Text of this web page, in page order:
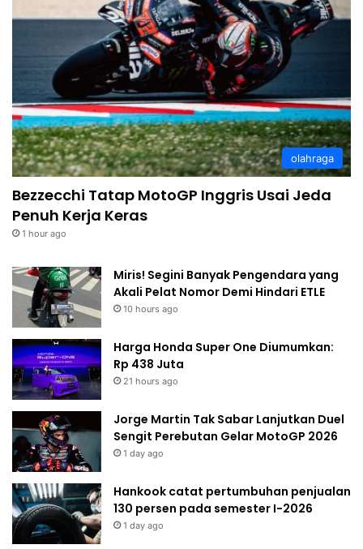
olahraga
Bezzecchi Tatap MotoGP Inggris Usai Jeda
Penuh Kerja Keras
1 hour ago
Miris! Segini Banyak Pengendara yang
Akali Pelat Nomor Demi Hindari ETLE
10 hours ago
Harga Honda Super One Diumumkan:
Rp 438 Juta
21 hours ago
Jorge Martin Tak Sabar Lanjutkan Duel
Sengit Perebutan Gelar MotoGP 2026
1 day ago
Hankook catat pertumbuhan penjualan
130 persen pada semester I-2026
1 day ago